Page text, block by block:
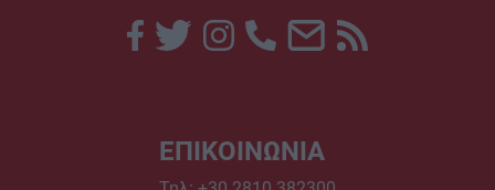
ΕΠΙΚΟΙΝΩΝΙΑ